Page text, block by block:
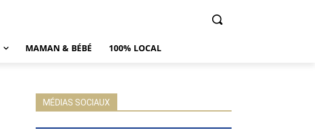
MAMAN & BÉBÉ 100% LOCAL
MÉDIAS SOCIAUX